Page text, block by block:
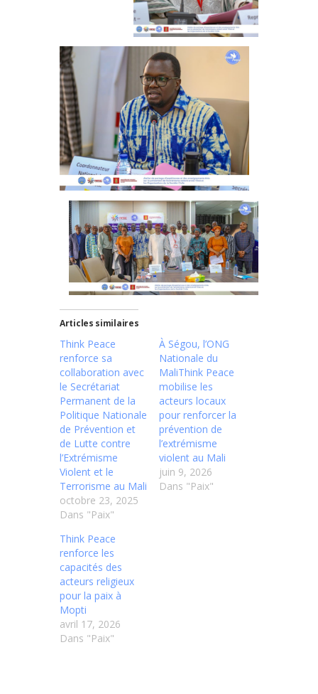
Articles similaires
Think Peace
renforce sa
collaboration avec
le Secrétariat
Permanent de la
Politique Nationale
de Prévention et
de Lutte contre
l’Extrémisme
Violent et le
Terrorisme au Mali
octobre 23, 2025
Dans "Paix"
À Ségou, l’ONG
Nationale du
MaliThink Peace
mobilise les
acteurs locaux
pour renforcer la
prévention de
l’extrémisme
violent au Mali
juin 9, 2026
Dans "Paix"
Think Peace
renforce les
capacités des
acteurs religieux
pour la paix à
Mopti
avril 17, 2026
Dans "Paix"